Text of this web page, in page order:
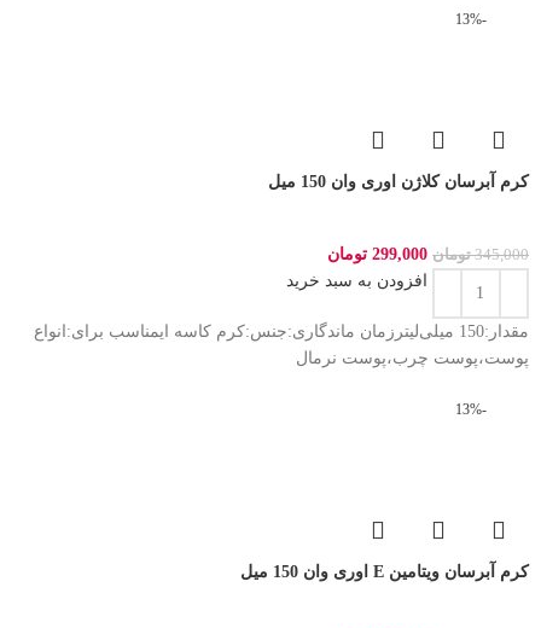
-13%
کرم آبرسان کلاژن اوری وان 150 میل
345,000 تومان 299,000 تومان
افزودن به سبد خرید
مقدار:150 میلی‌لیترزمان ماندگاری:جنس:کرم کاسه ایمناسب برای:انواع
پوست،پوست چرب،پوست نرمال
-13%
کرم آبرسان ویتامین E اوری وان 150 میل